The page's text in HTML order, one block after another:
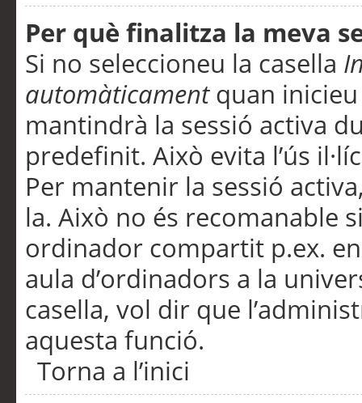
Per què finalitza la meva
Si no seleccioneu la casella
automàticamentquan inicieu
mantindrà la sessió activa
predefinit. Això evita l’ús
Per mantenir la sessió
la. Això no és recomanable
ordinador compartit p.ex.
aula d’ordinadors a la
casella, vol dir que
aquesta funció.
Torna a l’inici